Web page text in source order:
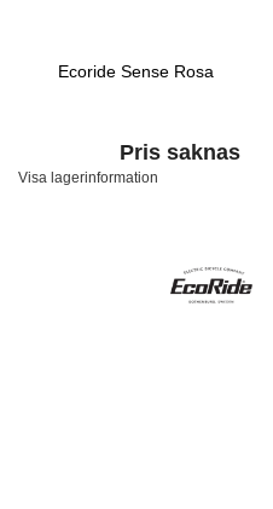
Ecoride Sense Rosa
Pris saknas
Visa lagerinformation